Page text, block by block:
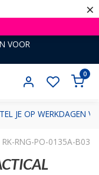
×
VOOR
0
JE OP WERKDAGEN
RK-RNG-PO-0135A-B03